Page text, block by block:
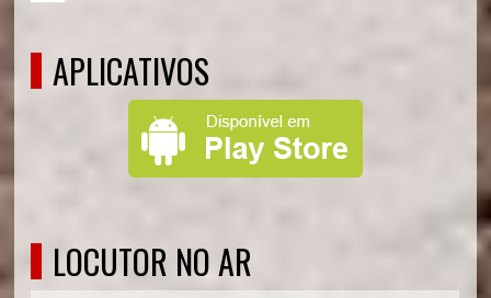
APLICATIVOS
LOCUTOR NO AR